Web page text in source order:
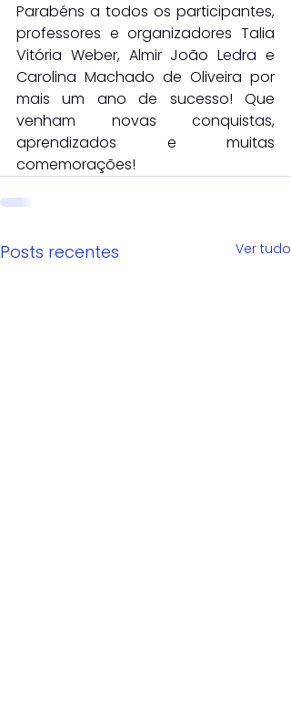
Parabéns a todos os participantes,
professores e organizadores Talia
Vitória Weber, Almir João Ledra e
Carolina Machado de Oliveira por
mais um ano de sucesso! Que
venham novas conquistas,
aprendizados e muitas
comemorações!
Posts recentes Ver tudo